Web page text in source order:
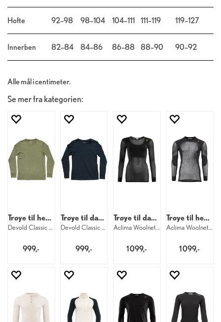
Hofte 92–98 98–104 104–111 111–119 119–127
Innerben 82–84 84–86 86–88 88–90 90–92
Alle mål i centimeter.
Se mer fra kategorien:
Trøye til herre
Devold Classic LS M 404
999,-
Trøye til dame
Devold Classic LS W 284
999,-
Trøye til dame
Aclima Woolnet Original Crew W 123
1 099,-
Trøye til herre
Aclima Woolnet Original Crew M 123
1 099,-